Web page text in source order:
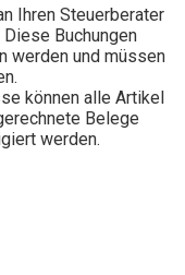
Ihren Steuerberater
Buchungen
werden und müssen
können alle Artikel
Belege
werden.